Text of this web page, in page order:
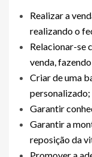
Realizar a
realizando o
Relacionar-se
venda,
Criar de uma
personalizado;
Garantir
Garantir a
reposição da